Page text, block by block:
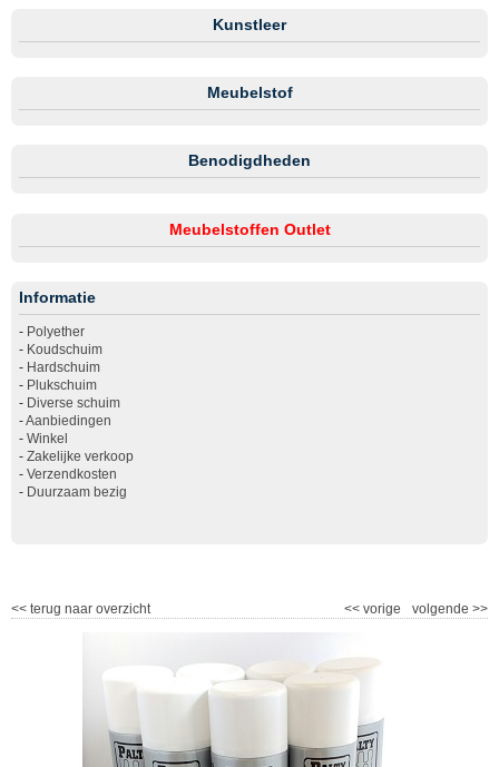
Kunstleer
Meubelstof
Benodigdheden
Meubelstoffen Outlet
Informatie
- Polyether
- Koudschuim
- Hardschuim
- Plukschuim
- Diverse schuim
-Aanbiedingen
- Winkel
- Zakelijke verkoop
- Verzendkosten
- Duurzaam bezig
<< terug naar overzicht volgende >>
<< vorige